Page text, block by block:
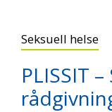
Seksuell helse
PLISSIT